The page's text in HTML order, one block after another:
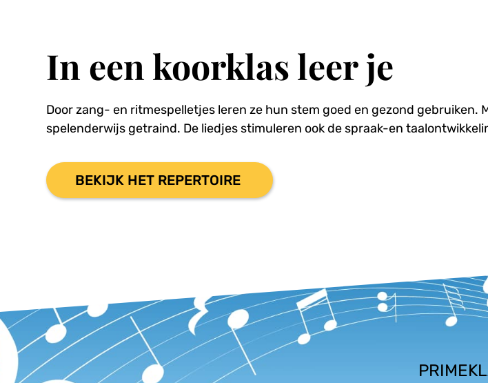
In een koorklas leer je
Door zang- en ritmespelletjes leren ze hun stem goed en gezond gebruiken.
spelenderwijs getraind. De liedjes stimuleren ook de spraak-en
BEKIJK HET REPERTOIRE